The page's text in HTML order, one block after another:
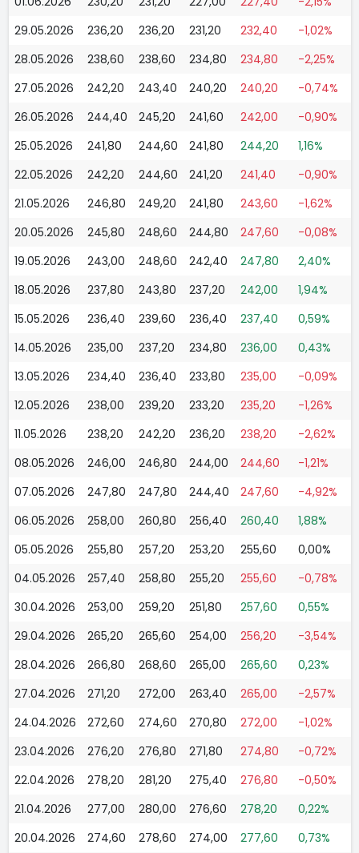
29.05.2026
236,20 236,20 231,20 232,40
-1,02%
28.05.2026
238,60 238,60 234,80 234,80
-2,25%
27.05.2026
242,20 243,40 240,20 240,20
-0,74%
26.05.2026
244,40 245,20 241,60 242,00
-0,90%
25.05.2026
241,80 244,60 241,80 244,20
1,16%
22.05.2026
242,20 244,60 241,20 241,40
-0,90%
21.05.2026
246,80 249,20 241,80 243,60
-1,62%
20.05.2026
245,80 248,60 244,80 247,60
-0,08%
19.05.2026
243,00 248,60 242,40 247,80
2,40%
18.05.2026
237,80 243,80 237,20 242,00
1,94%
15.05.2026
236,40 239,60 236,40 237,40
0,59%
14.05.2026
235,00 237,20 234,80 236,00
0,43%
13.05.2026
234,40 236,40 233,80 235,00
-0,09%
12.05.2026
238,00 239,20 233,20 235,20
-1,26%
11.05.2026
238,20 242,20 236,20 238,20
-2,62%
08.05.2026
246,00 246,80 244,00 244,60
-1,21%
07.05.2026
247,80 247,80 244,40 247,60
-4,92%
06.05.2026
258,00 260,80 256,40 260,40
1,88%
05.05.2026
255,80 257,20 253,20 255,60
0,00%
04.05.2026
257,40 258,80 255,20 255,60
-0,78%
30.04.2026
253,00 259,20 251,80 257,60
0,55%
29.04.2026
265,20 265,60 254,00 256,20
-3,54%
28.04.2026
266,80 268,60 265,00 265,60
0,23%
27.04.2026
271,20 272,00 263,40 265,00
-2,57%
24.04.2026
272,60 274,60 270,80 272,00
-1,02%
23.04.2026
276,20 276,80 271,80 274,80
-0,72%
22.04.2026
278,20 281,20 275,40 276,80
-0,50%
21.04.2026
277,00 280,00 276,60 278,20
0,22%
20.04.2026
274,60 278,60 274,00 277,60 0,73%